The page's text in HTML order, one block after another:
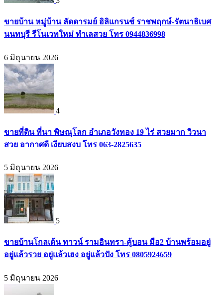
ขายบ้าน หมู่บ้าน ลัดดารมย์ อิลิแกรนช์ ราชพฤกษ์-รัตนาธิเบศ
นนทบุรี รีโนเวทใหม่ ทำเลสวย โทร 0944836998
6 มิถุนายน 2026
4
ขายที่ดิน ที่นา พิษณุโลก อำเภอวังทอง 19 ไร่ สวยมาก วิวนา
สวย อากาศดี เงียบสงบ โทร 063-2825635
5 มิถุนายน 2026
5
ขายบ้านโกลเด้น ทาวน์ รามอินทรา-คู้บอน มือ2 บ้านพร้อมอยู่
อยู่แล้วรวย อยู่แล้วเฮง อยู่แล้วปัง โทร 0805924659
5 มิถุนายน 2026